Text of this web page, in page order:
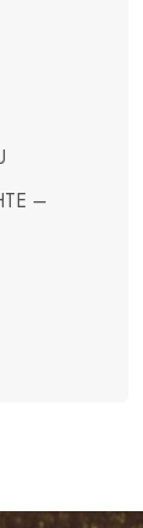
–